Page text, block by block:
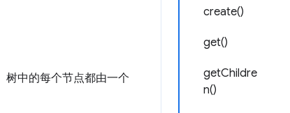
create()
get()
getChildre
n()
树中的每个节点都由一个